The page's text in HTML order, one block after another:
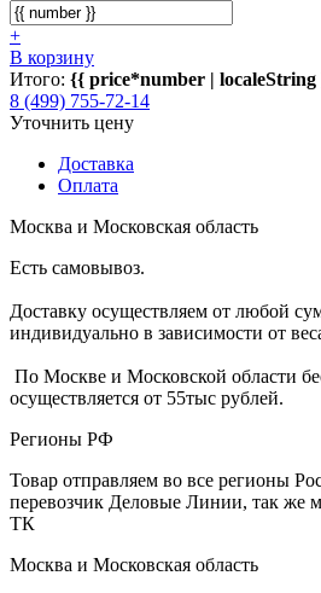
+
В корзину
Итого: {{ price*number | localeString
8 (499) 755-72-14
Уточнить цену
Доставка
Оплата
Москва и Московская область
Есть самовывоз.
Доставку осуществляем от любой
индивидуально в зависимости от
По Москве и Московской области
осуществляется от 55тыс рублей.
Регионы РФ
Товар отправляем во все регионы
перевозчик Деловые Линии, так же
ТК
Москва и Московская область